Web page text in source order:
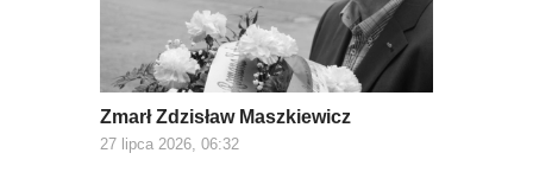
Zmarł Zdzisław Maszkiewicz
27 lipca 2026, 06:32